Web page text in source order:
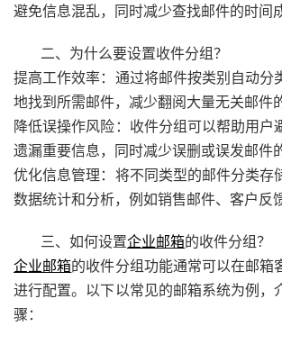
避免信息混乱，同时减少查找邮件的时间
二、为什么要设置收件分组？
提高工作效率：通过将邮件按类别自动分
地找到所需邮件，减少翻阅大量无关邮件
降低误操作风险：收件分组可以帮助用户
遗漏重要信息，同时减少误删或误发邮件
优化信息管理：将不同类型的邮件分类存
数据统计和分析，例如销售邮件、客户反
三、如何设置企业邮箱的收件分组？
企业邮箱的收件分组功能通常可以在邮箱
进行配置。以下以常见的邮箱系统为例，
骤：